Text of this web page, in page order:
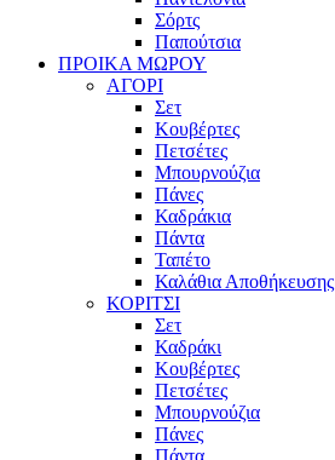
Σόρτς
Παπούτσια
ΠΡΟΙΚΑ ΜΩΡΟΥ
ΑΓΟΡΙ
Σετ
Κουβέρτες
Πετσέτες
Μπουρνούζια
Πάνες
Καδράκια
Πάντα
Ταπέτο
Καλάθια Αποθήκευσης
ΚΟΡΙΤΣΙ
Σετ
Καδράκι
Κουβέρτες
Πετσέτες
Μπουρνούζια
Πάνες
Πάντα